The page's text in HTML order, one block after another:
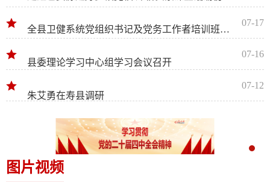
全县卫健系统党组织书记及党务工作者培训班开班
07-17
县委理论学习中心组学习会议召开
07-16
朱艾勇在寿县调研
07-12
图片视频